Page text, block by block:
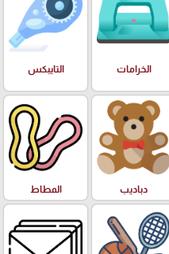
الخرامات التايبكس
دباديب المطاط